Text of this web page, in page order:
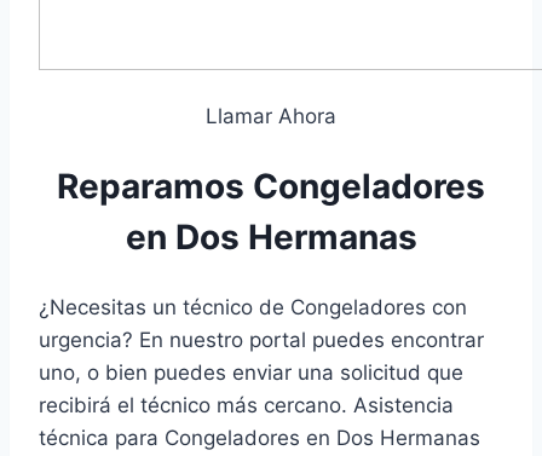
Llamar Ahora
Reparamos Congeladores
en Dos Hermanas
¿Necesitas un técnico de Congeladores con
urgencia? En nuestro portal puedes encontrar
uno, o bien puedes enviar una solicitud que
recibirá el técnico más cercano. Asistencia
técnica para Congeladores en Dos Hermanas